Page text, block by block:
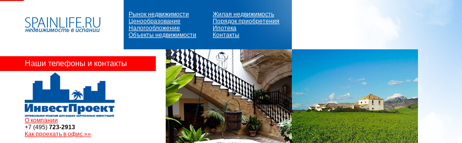
Рынок недвижимости
Ценообразование
Налогообложение
Объекты недвижимости
Жилая недвижимость
Порядок приобретения
Ипотека
Контакты
Наши телефоны и контакты
О компании
+7 (495) 723-2913
Как проехать в офис »»